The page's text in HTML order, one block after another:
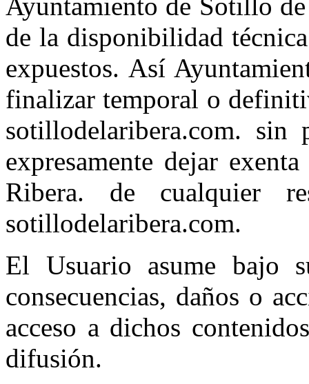
de la disponibilidad
expuestos. Así
finalizar temporal o
sotillodelaribera.com.
expresamente dejar
Ribera. de cualquier
sotillodelaribera.com.
El Usuario asume bajo
consecuencias, daños o
acceso a dichos
difusión.